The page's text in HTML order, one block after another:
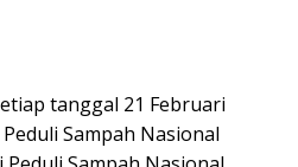
tanggal 21 Februari
Sampah Nasional